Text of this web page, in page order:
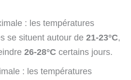
: les températures
se situent autour de 21-23°C,
26-28°C certains jours.
: les températures